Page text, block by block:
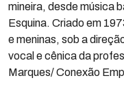
mineira, desde música
Esquina. Criado em
e meninas, sob a
vocal e cênica da
Marques/ Conexão